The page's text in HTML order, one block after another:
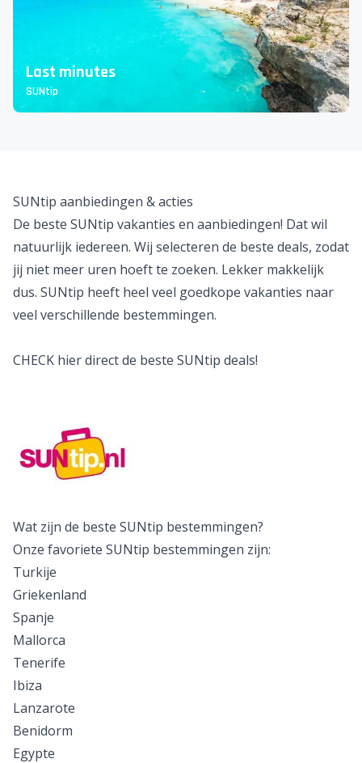
Last minutes
SUNtip
SUNtip aanbiedingen & acties
De beste SUNtip vakanties en aanbiedingen! Dat wil
natuurlijk iedereen. Wij selecteren de beste deals, zodat
jij niet meer uren hoeft te zoeken. Lekker makkelijk
dus. SUNtip heeft heel veel goedkope vakanties naar
veel verschillende bestemmingen.
CHECK hier direct de beste SUNtip deals!
Wat zijn de beste SUNtip bestemmingen?
Onze favoriete SUNtip bestemmingen zijn:
Turkije
Griekenland
Spanje
Mallorca
Tenerife
Ibiza
Lanzarote
Benidorm
Egypte